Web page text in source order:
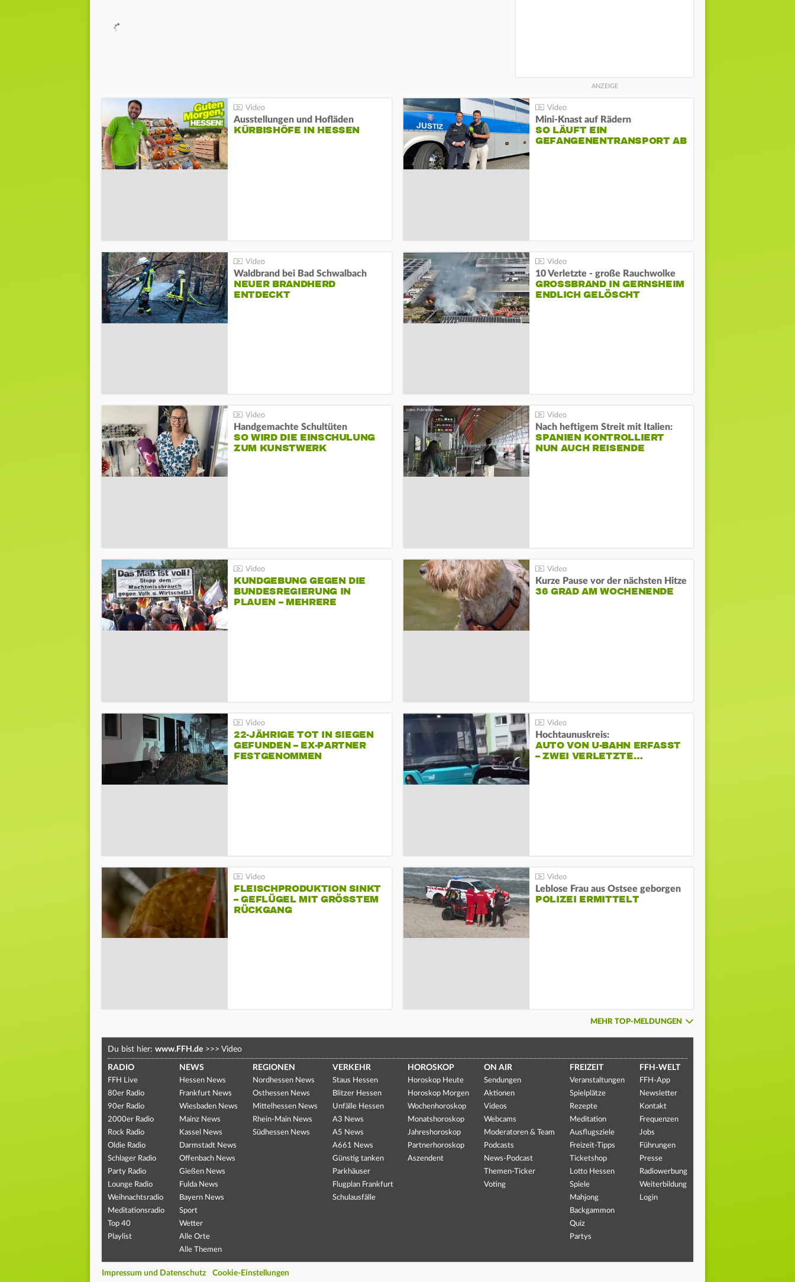
Ausstellungen und Hofläden
KÜRBISHÖFE IN HESSEN
Mini-Knast auf Rädern
SO LÄUFT EIN
GEFANGENENTRANSPORT AB
Waldbrand bei Bad Schwalbach
NEUER BRANDHERD
ENTDECKT
10 Verletzte - große Rauchwolke
GROSSBRAND IN GERNSHEIM E
NDLICH GELÖSCHT
Handgemachte Schultüten
SO WIRD DIE EINSCHULUNG
ZUM KUNSTWERK
Nach heftigem Streit mit Italien:
SPANIEN KONTROLLIERT
NUN AUCH REISENDE
KUNDGEBUNG GEGEN DIE
BUNDESREGIERUNG IN
PLAUEN – MEHRERE
Kurze Pause vor der nächsten Hitze
36 GRAD AM WOCHENENDE
22-JÄHRIGE TOT IN SIEGEN
GEFUNDEN – EX-PARTNER
FESTGENOMMEN
Hochtaunuskreis:
AUTO VON U-BAHN ERFASST
– ZWEI VERLETZTE…
FLEISCHPRODUKTION SINKT
– GEFLÜGEL MIT GRÖSSTEM R
ÜCKGANG
Leblose Frau aus Ostsee geborgen
POLIZEI ERMITTELT
MEHR TOP-MELDUNGEN
Du bist hier: www.FFH.de >>> Video
RADIO
FFH Live
80er Radio
90er Radio
2000er Radio
Rock Radio
Oldie Radio
Schlager Radio
Party Radio
Lounge Radio
Weihnachtsradio
Meditationsradio
Top 40
Playlist
NEWS
Hessen News
Frankfurt News
Wiesbaden News
Mainz News
Kassel News
Darmstadt News
Offenbach News
Gießen News
Fulda News
Bayern News
Sport
Wetter
Alle Orte
Alle Themen
REGIONEN
Nordhessen News
Osthessen News
Mittelhessen News
Rhein-Main News
Südhessen News
VERKEHR
Staus Hessen
Blitzer Hessen
Unfälle Hessen
A3 News
A5 News
A661 News
Günstig tanken
Parkhäuser
Flugplan Frankfurt
Schulausfälle
HOROSKOP
Horoskop Heute
Horoskop Morgen
Wochenhoroskop
Monatshoroskop
Jahreshoroskop
Partnerhoroskop
Aszendent
ON AIR
Sendungen
Aktionen
Videos
Webcams
Moderatoren & Team
Podcasts
News-Podcast
Themen-Ticker
Voting
FREIZEIT
Veranstaltungen
Spielplätze
Rezepte
Meditation
Ausflugsziele
Freizeit-Tipps
Ticketshop
Lotto Hessen
Spiele
Mahjong
Backgammon
Quiz
Partys
FFH-WELT
FFH-App
Newsletter
Kontakt
Frequenzen
Jobs
Führungen
Presse
Radiowerbung
Weiterbildung
Login
Impressum und Datenschutz Cookie-Einstellungen